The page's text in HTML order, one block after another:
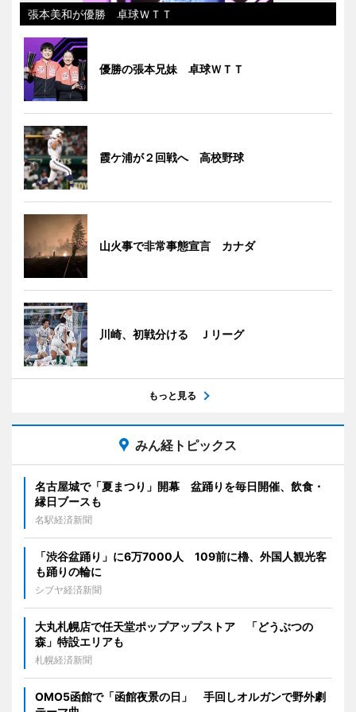
張本美和が優勝 卓球ＷＴＴ
優勝の張本兄妹 卓球ＷＴＴ
霞ケ浦が２回戦へ 高校野球
山火事で非常事態宣言 カナダ
川崎、初戦分ける Ｊリーグ
もっと見る
みん経トピックス
名古屋城で「夏まつり」開幕 盆踊りを毎日開催、飲食・
縁日ブースも
名駅経済新聞
「渋谷盆踊り」に6万7000人 109前に櫓、外国人観光客
も踊りの輪に
シブヤ経済新聞
大丸札幌店で任天堂ポップアップストア 「どうぶつの
森」特設エリアも
札幌経済新聞
OMO5函館で「函館夜景の日」 手回しオルガンで野外劇